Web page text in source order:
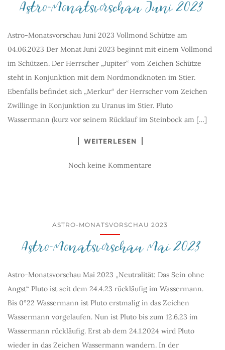
Astro-Monatsvorschau Juni 2023
Astro-Monatsvorschau Juni 2023 Vollmond Schütze am
04.06.2023 Der Monat Juni 2023 beginnt mit einem Vollmond
im Schützen. Der Herrscher „Jupiter“ vom Zeichen Schütze
steht in Konjunktion mit dem Nordmondknoten im Stier.
Ebenfalls befindet sich „Merkur“ der Herrscher vom Zeichen
Zwillinge in Konjunktion zu Uranus im Stier. Pluto
Wassermann (kurz vor seinem Rücklauf im Steinbock am […]
WEITERLESEN
Noch keine Kommentare
ASTRO-MONATSVORSCHAU 2023
Astro-Monatsvorschau Mai 2023
Astro-Monatsvorschau Mai 2023 „Neutralität: Das Sein ohne
Angst“ Pluto ist seit dem 24.4.23 rückläufig im Wassermann.
Bis 0°22 Wassermann ist Pluto erstmalig in das Zeichen
Wassermann vorgelaufen. Nun ist Pluto bis zum 12.6.23 im
Wassermann rückläufig. Erst ab dem 24.1.2024 wird Pluto
wieder in das Zeichen Wassermann wandern. In der